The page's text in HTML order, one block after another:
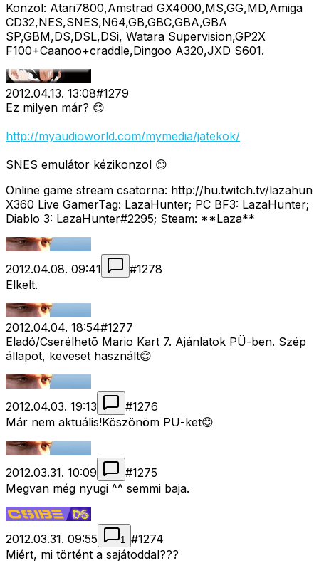
Konzol: Atari7800,Amstrad GX4000,MS,GG,MD,Amiga
CD32,NES,SNES,N64,GB,GBC,GBA,GBA
SP,GBM,DS,DSL,DSi, Watara Supervision,GP2X
F100+Caanoo+craddle,Dingoo A320,JXD S601.
2012.04.13. 13:08#1279
Ez milyen már? 😊
http://myaudioworld.com/mymedia/jatekok/
SNES emulátor kézikonzol 😊
Online game stream csatorna: http://hu.twitch.tv/lazahun
X360 Live GamerTag: LazaHunter; PC BF3: LazaHunter;
Diablo 3: LazaHunter#2295; Steam: **Laza**
2012.04.08. 09:41 #1278
Elkelt.
2012.04.04. 18:54#1277
Eladó/Cserélhetõ Mario Kart 7. Ajánlatok PÜ-ben. Szép
állapot, keveset használt😊
2012.04.03. 19:13 #1276
Már nem aktuális!Köszönöm PÜ-ket😊
2012.03.31. 10:09 #1275
Megvan még nyugi ^^ semmi baja.
2012.03.31. 09:55 1 #1274
Miért, mi történt a sajátoddal???